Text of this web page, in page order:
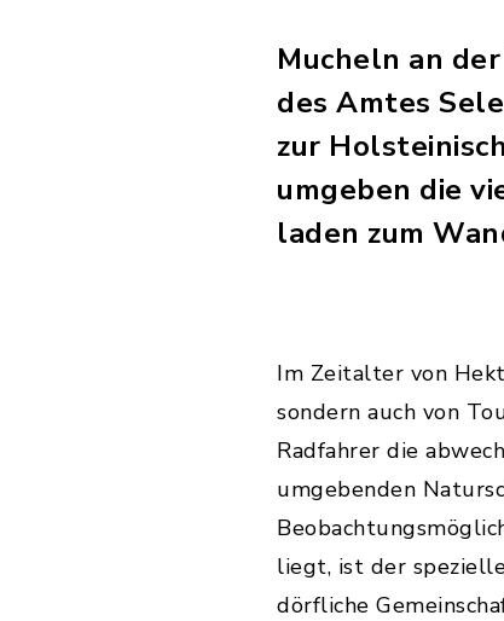
Mucheln an
des Amtes
zur
umgeben die
laden zum
Im Zeitalter von
sondern auch von
Radfahrer die
umgebenden
liegt, ist der
dörfliche